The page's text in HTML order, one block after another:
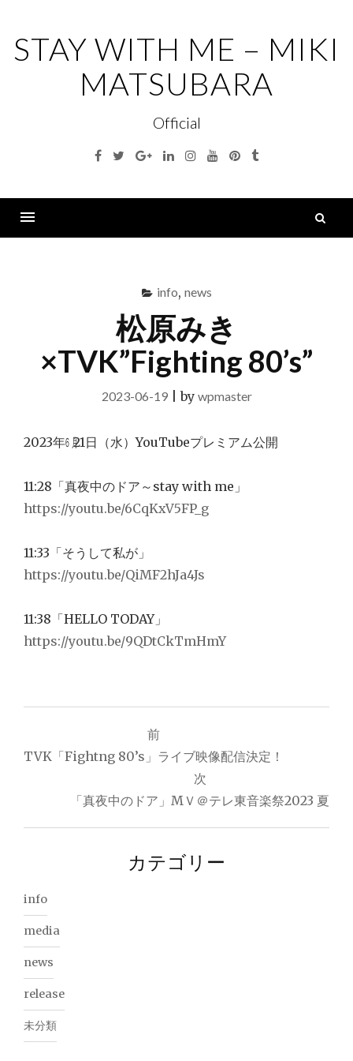
STAY WITH ME – MIKI
MATSUBARA
Official
Facebook
Twitter Google+LinkedinInstagramYoutubePinterest
info, news
松原みき
×TVK”Fighting 80’s”
2023-06-19|by wpmaster
2023年㋅21日（水）YouTubeプレミアム公開
11:28「真夜中のドア～stay with me」
https://youtu.be/6CqKxV5FP_g
11:33「そうして私が」
https://youtu.be/QiMF2hJa4Js
11:38「HELLO TODAY」
https://youtu.be/9QDtCkTmHmY
稿
ビ
ー
シ
ョ
ン
前
TVK「Fightng 80’s」ライブ映像配信決定！
次
「真夜中のドア」MＶ＠テレ東音楽祭2023 夏
カテゴリー
info
media
news
release
未分類